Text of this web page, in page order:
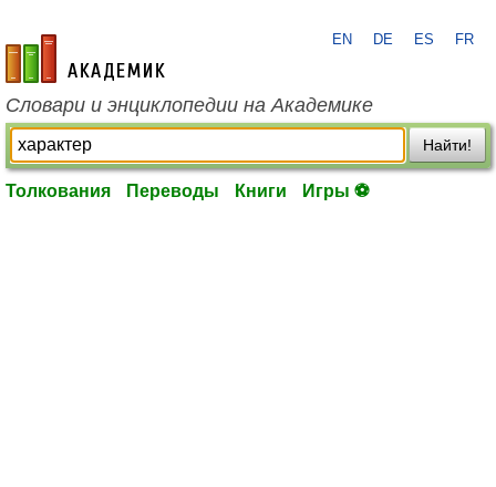
academic.ru
EN DE ES FR
Словари и энциклопедии на Академике
Найти!
Толкования Переводы Книги Игры ⚽